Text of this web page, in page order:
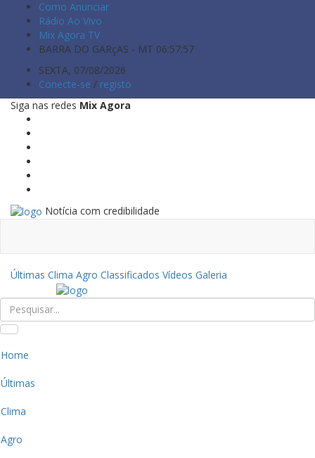
Como Anunciar
Rádio Ao Vivo
Mix Agora TV
BARRA DO GARçAS - MT 06:57:58
SEXTA, 07/08/2026
Conecte-se / registo
Siga nas redes Mix Agora
Notícia com credibilidade
Últimas Clima Agro Classificados Vídeos Galeria
Home
Últimas
Clima
Agro